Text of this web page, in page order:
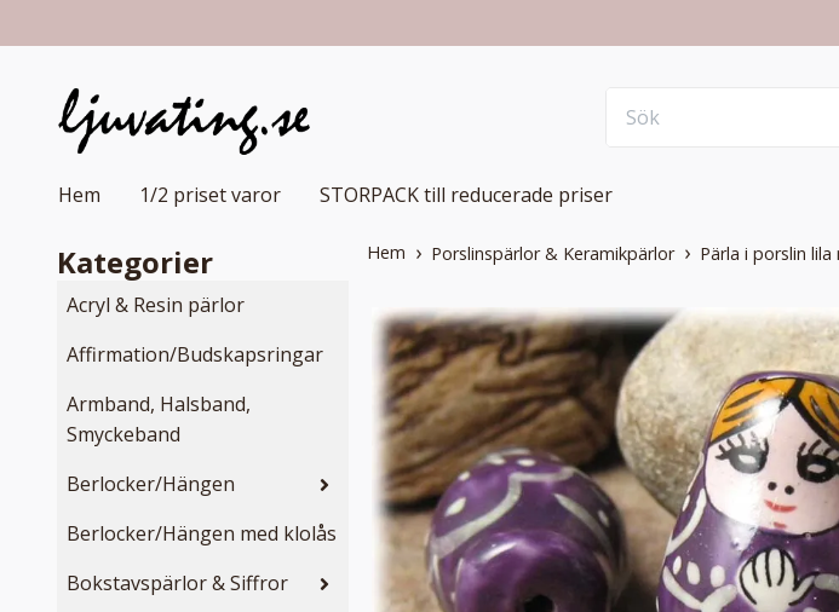
Hem 1/2 priset varor STORPACK till reducerade priser
Kategorier
Acryl & Resin pärlor
Affirmation/Budskapsringar
Armband, Halsband,
Smyckeband
Berlocker/Hängen
Berlocker/Hängen med klolås
Bokstavspärlor & Siffror
Hem Porslinspärlor & Keramikpärlor Pärla i porslin